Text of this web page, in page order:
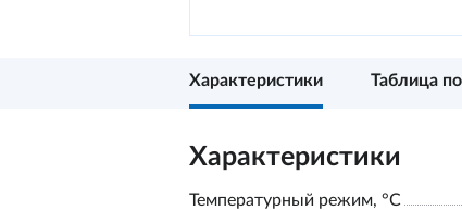
Характеристики Таблица
Характеристики
Температурный режим, °С